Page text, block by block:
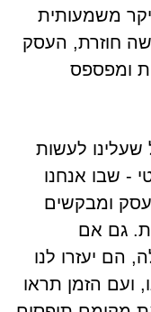
משמעותית
חוזרת, העסק
ומפספס
לעשות
- שבו אנחנו
ומבקשים
גם אם
הם יעזרו לנו
ועם הזמן תראו